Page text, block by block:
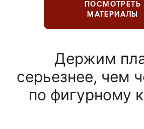
ПОСМОТРЕТЬ
МАТЕРИАЛЫ
Держим
серьезнее, чем
по фигурному